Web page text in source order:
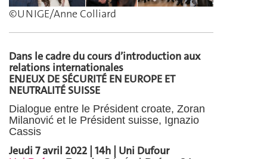
©UNIGE/Anne Colliard
Dans le cadre du cours d’introduction aux
relations internationales
ENJEUX DE SÉCURITÉ EN EUROPE ET
NEUTRALITÉ SUISSE
Dialogue entre le Président croate, Zoran
Milanović et le Président suisse, Ignazio
Cassis
Jeudi 7 avril 2022 | 14h | Uni Dufour